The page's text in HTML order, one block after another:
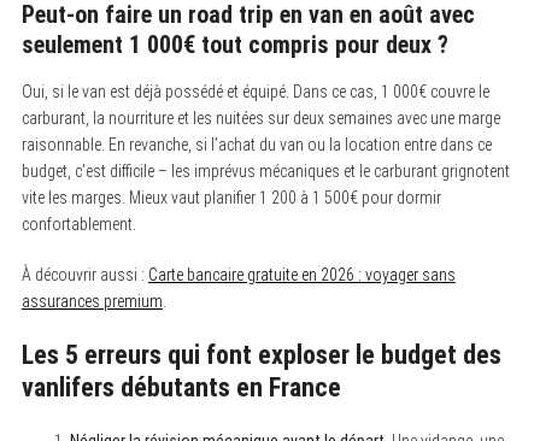
Peut-on faire un road trip en van en août avec
seulement 1 000€ tout compris pour deux ?
Oui, si le van est déjà possédé et équipé. Dans ce cas, 1 000€ couvre le
carburant, la nourriture et les nuitées sur deux semaines avec une marge
raisonnable. En revanche, si l’achat du van ou la location entre dans ce
budget, c’est difficile – les imprévus mécaniques et le carburant grignotent
vite les marges. Mieux vaut planifier 1 200 à 1 500€ pour dormir
confortablement.
À découvrir aussi : Carte bancaire gratuite en 2026 : voyager sans
assurances premium
Les 5 erreurs qui font exploser le budget des
vanlifers débutants en France